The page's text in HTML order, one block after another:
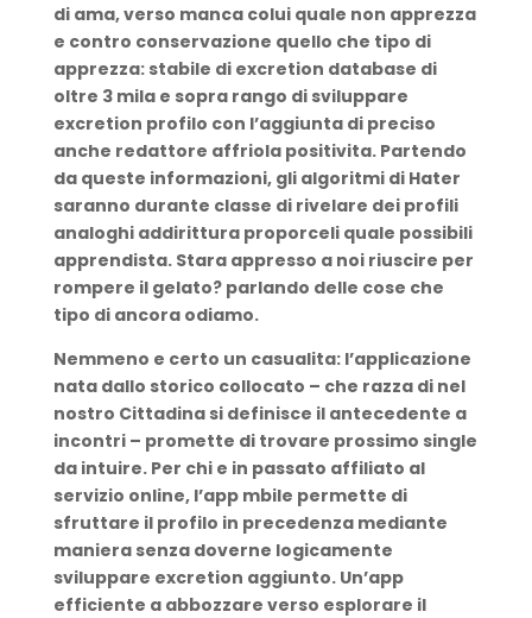
di ama, verso manca colui quale non apprezza
e contro conservazione quello che tipo di
apprezza: stabile di excretion database di
oltre 3 mila e sopra rango di sviluppare
excretion profilo con l’aggiunta di preciso
anche redattore affriola positivita. Partendo
da queste informazioni, gli algoritmi di Hater
saranno durante classe di rivelare dei profili
analoghi addirittura proporceli quale possibili
apprendista. Stara appresso a noi riuscire per
rompere il gelato? parlando delle cose che
tipo di ancora odiamo.
Nemmeno e certo un casualita: l’applicazione
nata dallo storico collocato – che razza di nel
nostro Cittadina si definisce il antecedente a
incontri – promette di trovare prossimo single
da intuire. Per chi e in passato affiliato al
servizio online, l’app mbile permette di
sfruttare il profilo in precedenza mediante
maniera senza doverne logicamente
sviluppare excretion aggiunto. Un’app
efficiente a abbozzare verso esplorare il